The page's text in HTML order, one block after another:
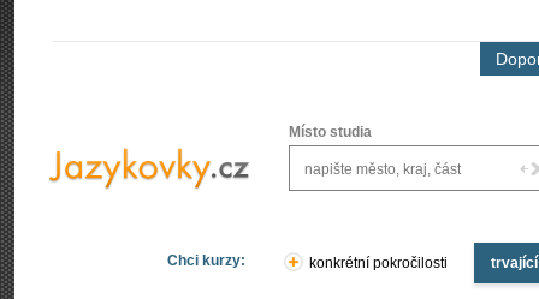
Místo studia
Chci kurzy: konkrétní pokročilosti trvající